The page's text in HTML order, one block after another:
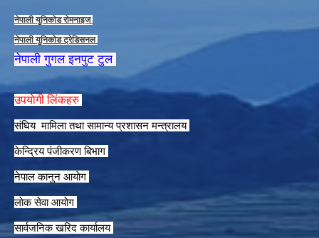
नेपाली युनिकाेड राेमनाइज
नेपाली युनिकाेड ट्रेडिसनल
नेपाली गुगल इनपुट टुल
उपयाेगी लिंकहरु
संघिय मामिला तथा सामान्य प्रशासन मन्त्रालय
केन्द्रिय पंजीकरण बिभाग
नेपाल कानुन आयाेग
लाेक सेवा आयाेग
सार्वजनिक खरिद कार्यालय